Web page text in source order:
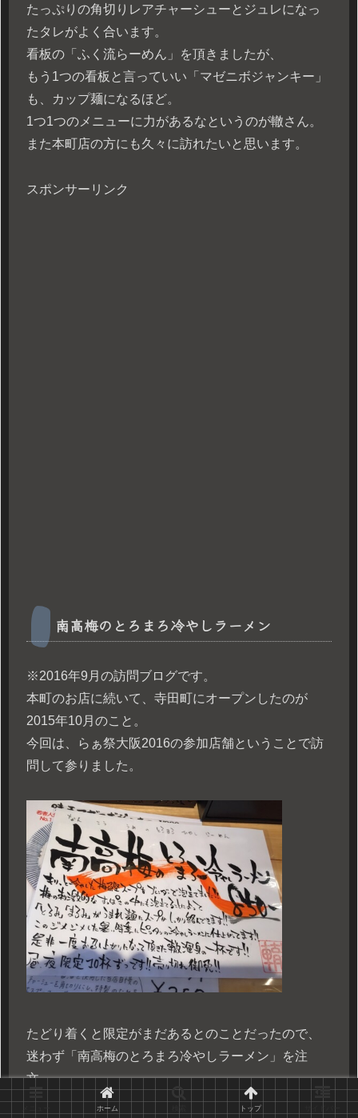
たっぷりの角切りレアチャーシューとジュレになっ
たタレがよく合います。
看板の「ふく流らーめん」を頂きましたが、
もう1つの看板と言っていい「マゼニボジャンキー」
も、カップ麺になるほど。
1つ1つのメニューに力があるなというのが轍さん。
また本町店の方にも久々に訪れたいと思います。
スポンサーリンク
南高梅のとろまろ冷やしラーメン
※2016年9月の訪問ブログです。
本町のお店に続いて、寺田町にオープンしたのが
2015年10月のこと。
今回は、らぁ祭大阪2016の参加店舗ということで訪
問して参りました。
たどり着くと限定がまだあるとのことだったので、
迷わず「南高梅のとろまろ冷やしラーメン」を注
文。
ホーム トップ